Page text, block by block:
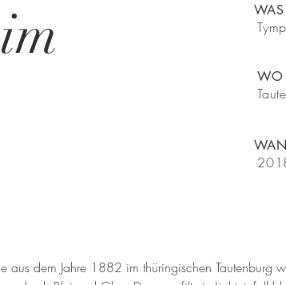
WAS
WO
aus dem Jahre 1882 im thüringischen Tautenburg